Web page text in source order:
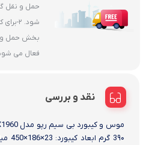
حمل و نقل
شود. 2-
بخش حمل و
فعال می
نقد و بررسی